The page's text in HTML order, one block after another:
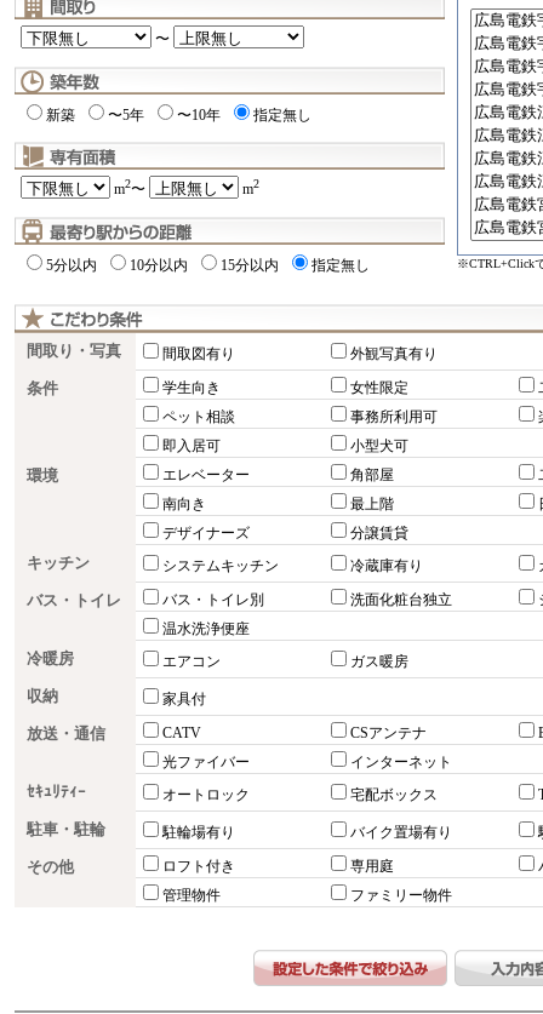
〜
新築 〜5年 〜10年 指定無し
m2〜 m2
5分以内 10分以内 15分以内 指定無し ※CTRL+Click
間取り・写真 間取図有り 外観写真有り
条件 学生向き 女性限定
ペット相談
事務所利用可
即入居可
小型犬可
環境 エレベーター 角部屋
南向き
最上階
デザイナーズ
分譲賃貸
キッチン システムキッチン 冷蔵庫有り
バス・トイレ バス・トイレ別 洗面化粧台独立
温水洗浄便座
冷暖房 エアコン ガス暖房
収納 家具付
放送・通信 CATV CSアンテナ
光ファイバー
インターネット
ｾｷｭﾘﾃｨｰ オートロック 宅配ボックス
駐車・駐輪 駐輪場有り バイク置場有り
その他 ロフト付き 専用庭
管理物件
ファミリー物件